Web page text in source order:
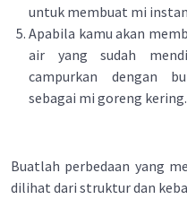
untuk membuat mi
Apabila kamu akan
air yang sudah
campurkan dengan
sebagai mi goreng kering.
Buatlah perbedaan yang
dilihat dari struktur dan